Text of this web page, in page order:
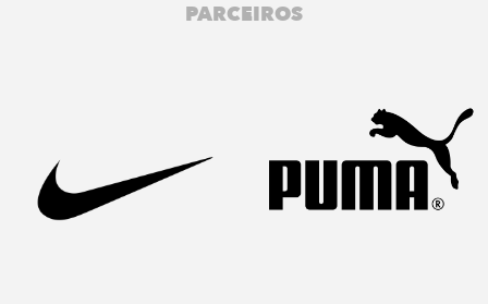
PARCEIROS